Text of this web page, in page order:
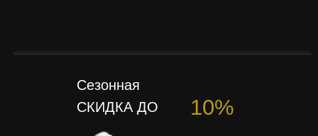
СКИДКА ДО 10%
Сезонная